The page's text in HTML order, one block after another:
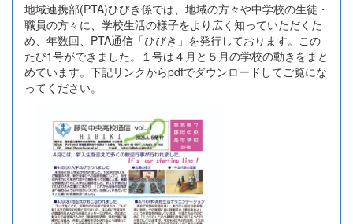
地域連携部(PTA)ひびき係では、地域の方々や中学校の生徒・
職員の方々に、学校生活の様子をより広く知っていただくた
め、年数回、PTA通信「ひびき」を発行しております。この
たび1号ができました。１号は４月と５月の学校の動きをまと
めています。下記リンクからpdfでダウンロードしてご覧にな
ってください。